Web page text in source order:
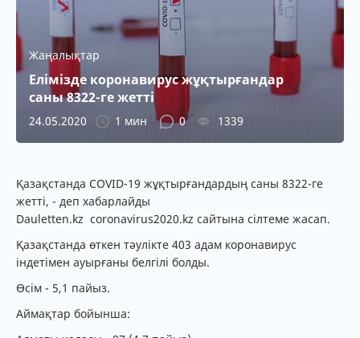
Жаңалықтар
Елімізде коронавирус жұқтырғандар
саны 8322-ге жетті
24.05.2020 1 мин 0 1339
Қазақстанда COVID-19 жұқтырғандардың саны 8322-ге
жетті, - деп хабарлайды
Dauletten.kz coronavirus2020.kz сайтына сілтеме жасап.
Қазақстанда өткен тәулікте 403 адам коронавирус
індетімен ауырғаны белгілі болды.
Өсім - 5,1 пайыз.
Аймақтар бойынша: